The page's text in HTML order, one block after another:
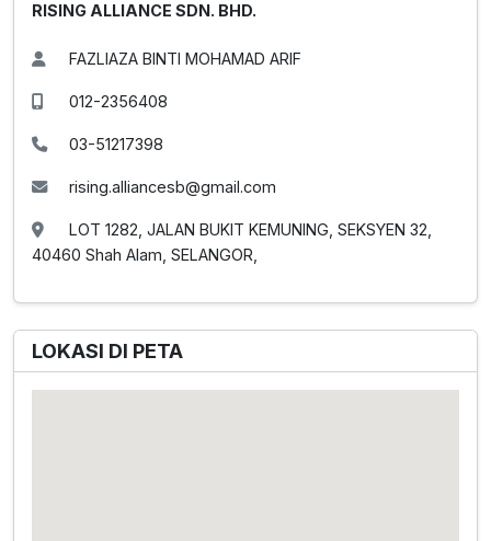
RISING ALLIANCE SDN. BHD.
FAZLIAZA BINTI MOHAMAD ARIF
012-2356408
03-51217398
rising.alliancesb@gmail.com
LOT 1282, JALAN BUKIT KEMUNING, SEKSYEN 32,
40460 Shah Alam, SELANGOR,
LOKASI DI PETA